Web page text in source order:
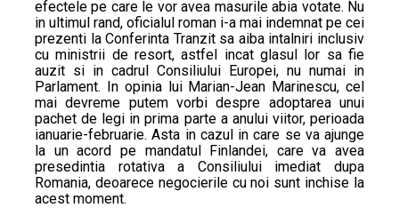
efectele pe care le vor avea masurile abia votate. Nu
in ultimul rand, oficialul roman i-a mai indemnat pe cei
prezenti la Conferinta Tranzit sa aiba intalniri inclusiv
cu ministrii de resort, astfel incat glasul lor sa fie
auzit si in cadrul Consiliului Europei, nu numai in
Parlament. In opinia lui Marian-Jean Marinescu, cel
mai devreme putem vorbi despre adoptarea unui
pachet de legi in prima parte a anului viitor, perioada
ianuarie-februarie. Asta in cazul in care se va ajunge
la un acord pe mandatul Finlandei, care va avea
presedintia rotativa a Consiliului imediat dupa
Romania, deoarece negocierile cu noi sunt inchise la
acest moment.